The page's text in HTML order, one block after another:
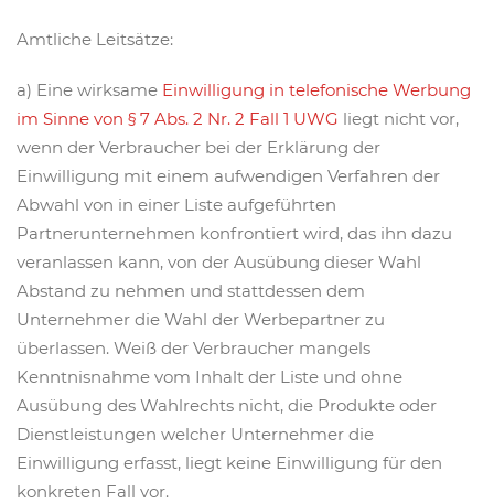
Amtliche Leitsätze:
a) Eine wirksame Einwilligung in telefonische Werbung
im Sinne von § 7 Abs. 2 Nr. 2 Fall 1 UWG liegt nicht vor,
wenn der Verbraucher bei der Erklärung der
Einwilligung mit einem aufwendigen Verfahren der
Abwahl von in einer Liste aufgeführten
Partnerunternehmen konfrontiert wird, das ihn dazu
veranlassen kann, von der Ausübung dieser Wahl
Abstand zu nehmen und stattdessen dem
Unternehmer die Wahl der Werbepartner zu
überlassen. Weiß der Verbraucher mangels
Kenntnisnahme vom Inhalt der Liste und ohne
Ausübung des Wahlrechts nicht, die Produkte oder
Dienstleistungen welcher Unternehmer die
Einwilligung erfasst, liegt keine Einwilligung für den
konkreten Fall vor.